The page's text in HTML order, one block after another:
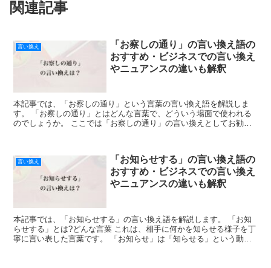
関連記事
言い換え
「お察しの通り」の言い換え語の
おすすめ・ビジネスでの言い換え
やニュアンスの違いも解釈
本記事では、「お察しの通り」という言葉の言い換え語を解説しま
す。 「お察しの通り」とはどんな言葉で、どういう場面で使われる
のでしょうか。 ここでは「お察しの通り」の言い換えとしてお勧め
言い換え
「お知らせする」の言い換え語の
おすすめ・ビジネスでの言い換え
やニュアンスの違いも解釈
本記事では、「お知らせする」の言い換え語を解説します。 「お知
らせする」とは?どんな言葉 これは、相手に何かを知らせる様子を丁
寧に言い表した言葉です。 「お知らせ」は「知らせる」という動詞